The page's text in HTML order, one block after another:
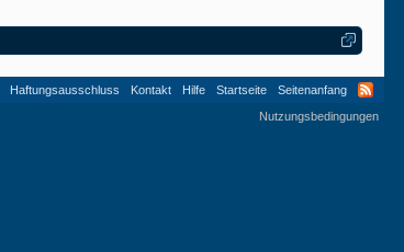
Haftungsausschluss Kontakt Hilfe Startseite
Seitenanfang
Nutzungsbedingungen